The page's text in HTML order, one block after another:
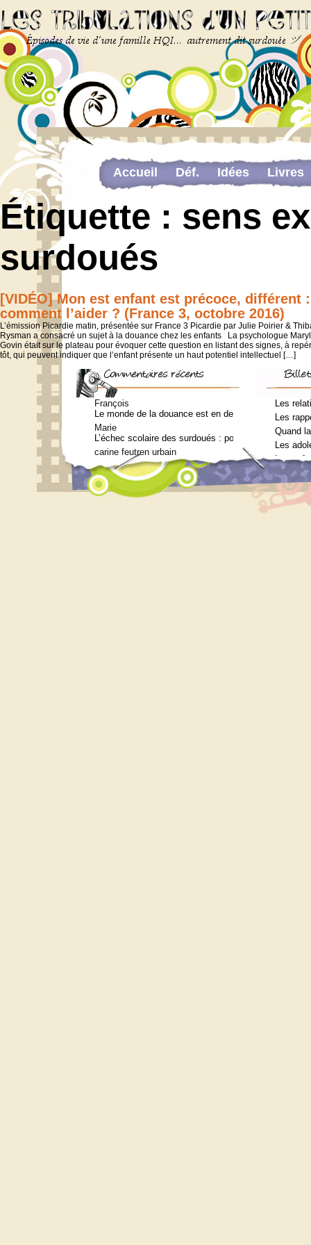
Accueil Déf. Idées
Livres
The last…
Web-congrès portant sur la
Étiquette : sens
surdoués
[VIDÉO] Mon est enfant est précoce, différent :
comment l’aider ? (France 3, octobre 2016)
L’émission Picardie matin, présentée sur France 3 Picardie par Julie Poirier &
Rysman a consacré un sujet à la douance chez les enfants La psychologue
Govin était sur le plateau pour évoquer cette question en listant des signes, à
tôt, qui peuvent indiquer que l’enfant présente un haut potentiel intellectuel […]
François
Le monde de la douance est en deuil : Jean-Charles
Marie
L’échec scolaire des surdoués : pourquoi ? (Journal
carine feutren urbain
Petit lexique en lien avec le surdouement à l’usage
Marie
Qui consulter pour un bilan psychométrique ?
Siouplet
Qui consulter pour un bilan psychométrique ?
Les
Les
Quand
Les
Les